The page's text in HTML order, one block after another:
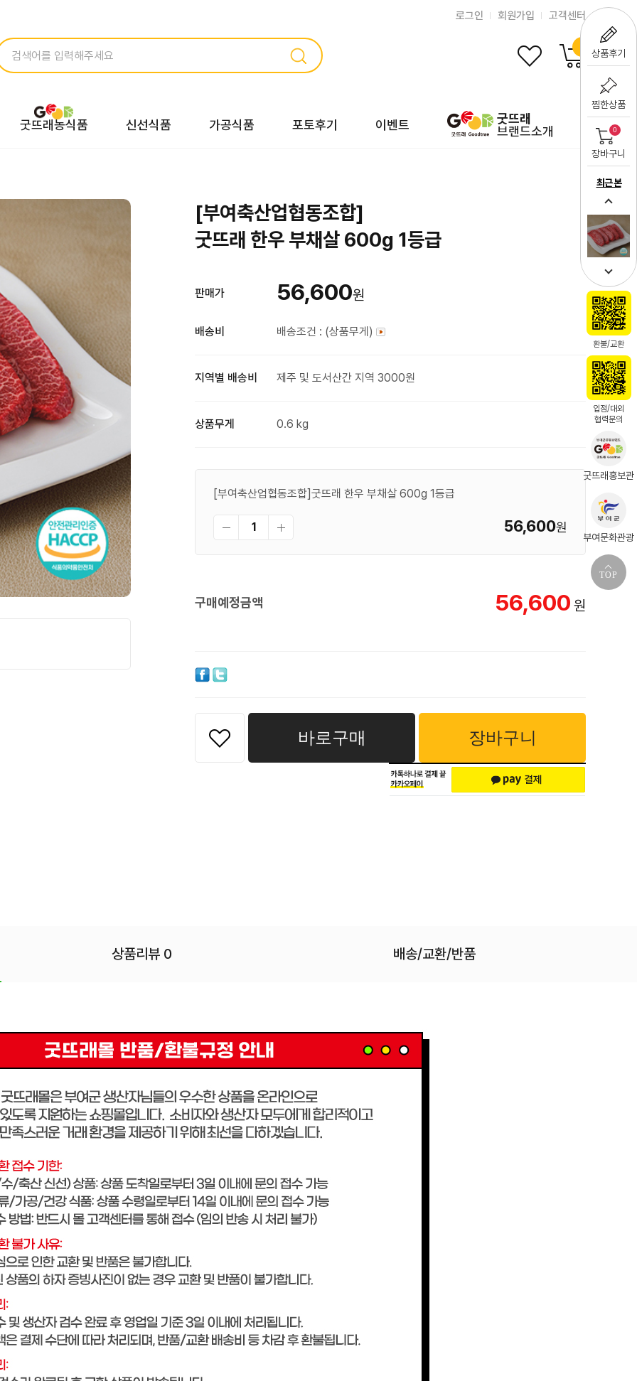
상품후기
찜한상품
0
장바구니
최근 본
환불/교환
입점/대외
협력문의
굿뜨래홍보관
부여문화관광
TOP
로그인 회원가입 고객센터
굿뜨래농식품 신선식품 가공식품 포토후기 이벤트
굿뜨래
브랜드소개
[부여축산업협동조합]
굿뜨래 한우 부채살 600g 1등급
판매가 56,600원
배송비 배송조건 : (상품무게)
지역별 배송비 제주 및 도서산간 지역 3000원
상품무게 0.6 kg
[부여축산업협동조합]굿뜨래 한우 부채살 600g 1등급
56,600원
구매예정금액 56,600 원
바로구매 장바구니
상품리뷰 0 배송/교환/반품